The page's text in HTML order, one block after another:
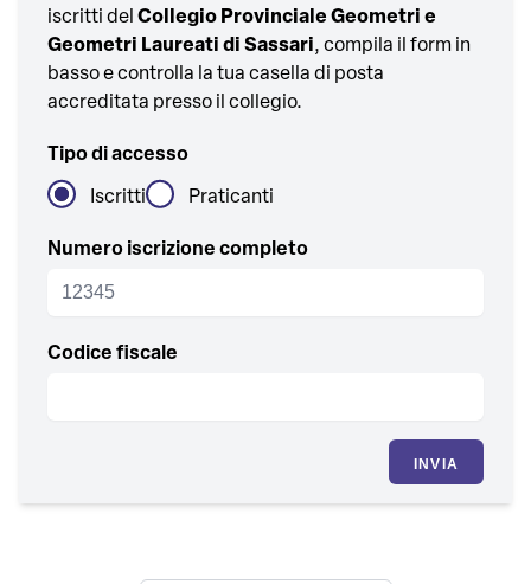
iscritti del Collegio Provinciale Geometri e
Geometri Laureati di Sassari, compila il form in
basso e controlla la tua casella di posta
accreditata presso il collegio.
Tipo di accesso
Iscritti Praticanti
Numero iscrizione completo
Codice fiscale
INVIA